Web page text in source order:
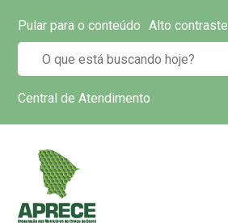
Pular para o conteúdo Alto contraste
Central de Atendimento